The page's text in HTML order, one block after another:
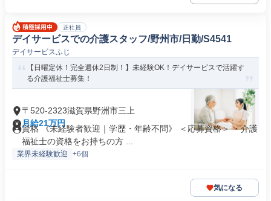
正社員
デイサービスでの介護スタッフ/野州市/日勤/S4541
デイサービスふじ
【日曜定休！完全週休2日制！】未経験OK！デイサービスで活躍す
る介護福祉士募集！
〒520-2323滋賀県野洲市三上
月給21万円
資格 《未経験者歓迎｜学歴・年齢不問》 ＜応募資格＞ ・介護
福祉士の資格をお持ちの方 ...
業界未経験歓迎 +6個
気になる